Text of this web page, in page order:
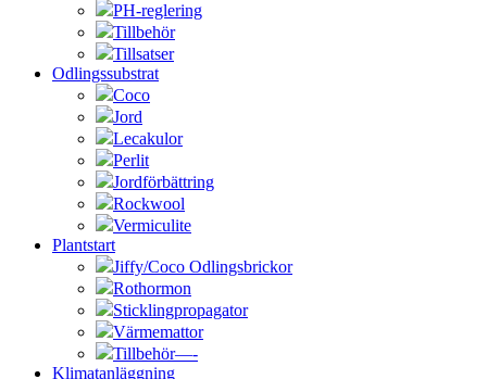
PH-reglering
Tillbehör
Tillsatser
Odlingssubstrat
Coco
Jord
Lecakulor
Perlit
Jordförbättring
Rockwool
Vermiculite
Plantstart
Jiffy/Coco Odlingsbrickor
Rothormon
Sticklingpropagator
Värmemattor
Tillbehör—-
Klimatanläggning